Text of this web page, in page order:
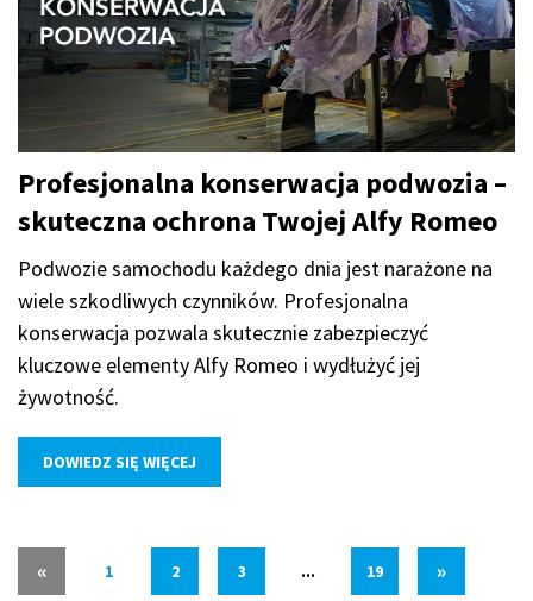
Profesjonalna konserwacja podwozia –
skuteczna ochrona Twojej Alfy Romeo
Podwozie samochodu każdego dnia jest narażone na
wiele szkodliwych czynników. Profesjonalna
konserwacja pozwala skutecznie zabezpieczyć
kluczowe elementy Alfy Romeo i wydłużyć jej
żywotność.
DOWIEDZ SIĘ WIĘCEJ
« 1 2 3 ... 19 »